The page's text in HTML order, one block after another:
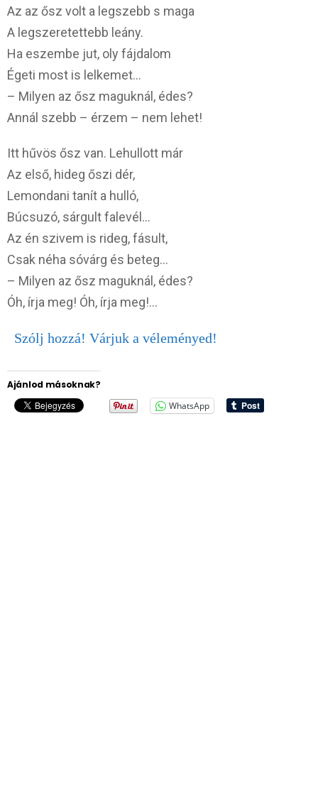
Az az ősz volt a legszebb s maga
A legszeretettebb leány.
Ha eszembe jut, oly fájdalom
Égeti most is lelkemet…
– Milyen az ősz maguknál, édes?
Annál szebb – érzem – nem lehet!
Itt hűvös ősz van. Lehullott már
Az első, hideg őszi dér,
Lemondani tanít a hulló,
Búcsuzó, sárgult falevél…
Az én szivem is rideg, fásult,
Csak néha sóvárg és beteg…
– Milyen az ősz maguknál, édes?
Óh, írja meg! Óh, írja meg!…
Szólj hozzá! Várjuk a véleményed!
Ajánlod másoknak?
WhatsApp